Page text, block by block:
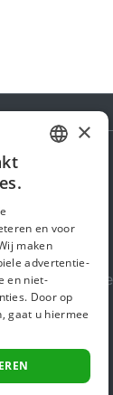
ENGLISH
×
en voor
maken
advertentie-
en niet-
Door op
gaat u hiermee